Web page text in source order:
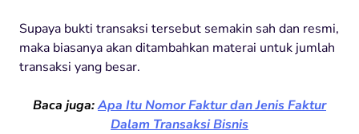
Supaya bukti transaksi tersebut semakin sah dan resmi,
maka biasanya akan ditambahkan materai untuk jumlah
transaksi yang besar.
Baca juga:Apa Itu Nomor Faktur dan Jenis Faktur
Dalam Transaksi Bisnis